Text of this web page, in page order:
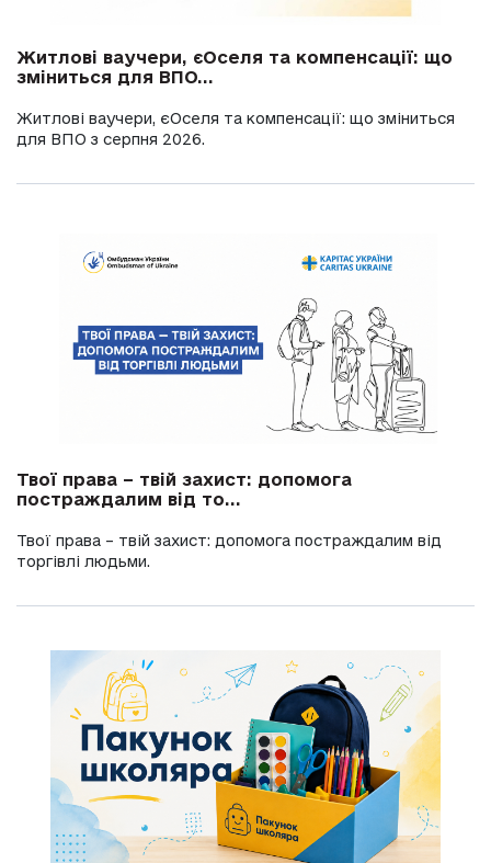
Житлові ваучери, єОселя та компенсації: що
зміниться для ВПО...
Житлові ваучери, єОселя та компенсації: що зміниться
для ВПО з серпня 2026.
Твої права – твій захист: допомога
постраждалим від то...
Твої права – твій захист: допомога постраждалим від
торгівлі людьми.